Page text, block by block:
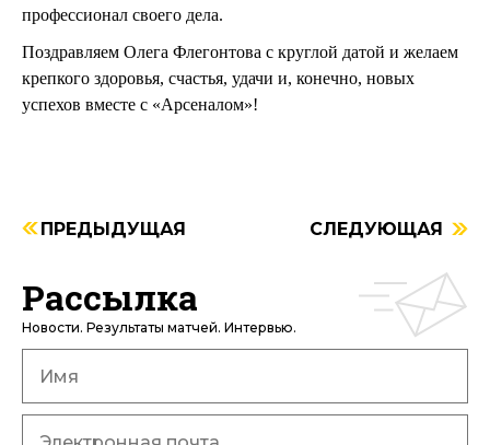
профессионал своего дела.
Поздравляем Олега Флегонтова с круглой датой и желаем
крепкого здоровья, счастья, удачи и, конечно, новых
успехов вместе с «Арсеналом»!
ПРЕДЫДУЩАЯ СЛЕДУЮЩАЯ
Рассылка
Новости. Результаты матчей. Интервью.